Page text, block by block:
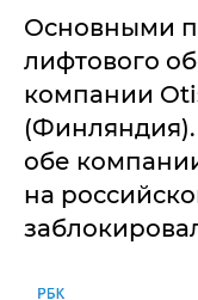
Основными
лифтового
компании
обе
на